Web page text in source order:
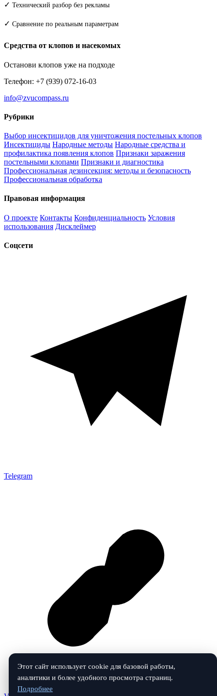
✓ Технический разбор без рекламы
✓ Сравнение по реальным параметрам
Средства от клопов и насекомых
Останови клопов уже на подходе
Телефон: +7 (939) 072-16-03
info@zvucompass.ru
Рубрики
Выбор инсектицидов для уничтожения постельных клопов
Инсектициды Народные методы Народные средства и
профилактика появления клопов Признаки заражения
постельными клопами Признаки и диагностика
Профессиональная дезинсекция: методы и безопасность
Профессиональная обработка
Правовая информация
О проекте Контакты Конфиденциальность Условия
использования Дисклеймер
Соцсети
Telegram
Этот сайт использует cookie для базовой работы,
аналитики и более удобного просмотра страниц.
Подробнее